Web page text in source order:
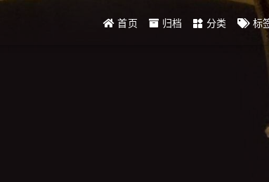
首页 归档 分类 标